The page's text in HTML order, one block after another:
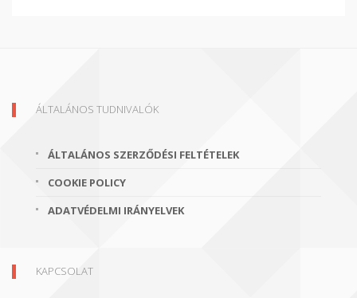
ÁLTALÁNOS TUDNIVALÓK
ÁLTALÁNOS SZERZŐDÉSI FELTÉTELEK
COOKIE POLICY
ADATVÉDELMI IRÁNYELVEK
KAPCSOLAT